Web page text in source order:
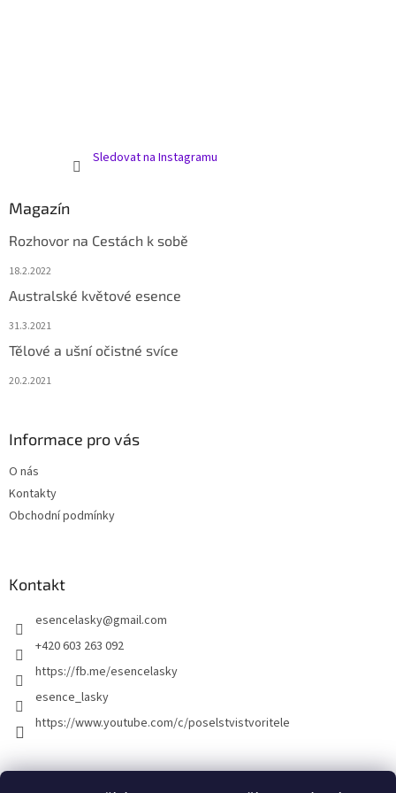
Sledovat na Instagramu
Magazín
Rozhovor na Cestách k sobě
18.2.2022
Australské květové esence
31.3.2021
Tělové a ušní očistné svíce
20.2.2021
Informace pro vás
O nás
Kontakty
Obchodní podmínky
Kontakt
esencelasky@gmail.com
+420 603 263 092
https://fb.me/esencelasky
esence_lasky
https://www.youtube.com/c/poselstvistvoritele